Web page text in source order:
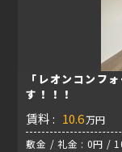
「レオンコンフ
す！！！
賃料 : 10.6万円
敷金 / 礼金 : 0円 /